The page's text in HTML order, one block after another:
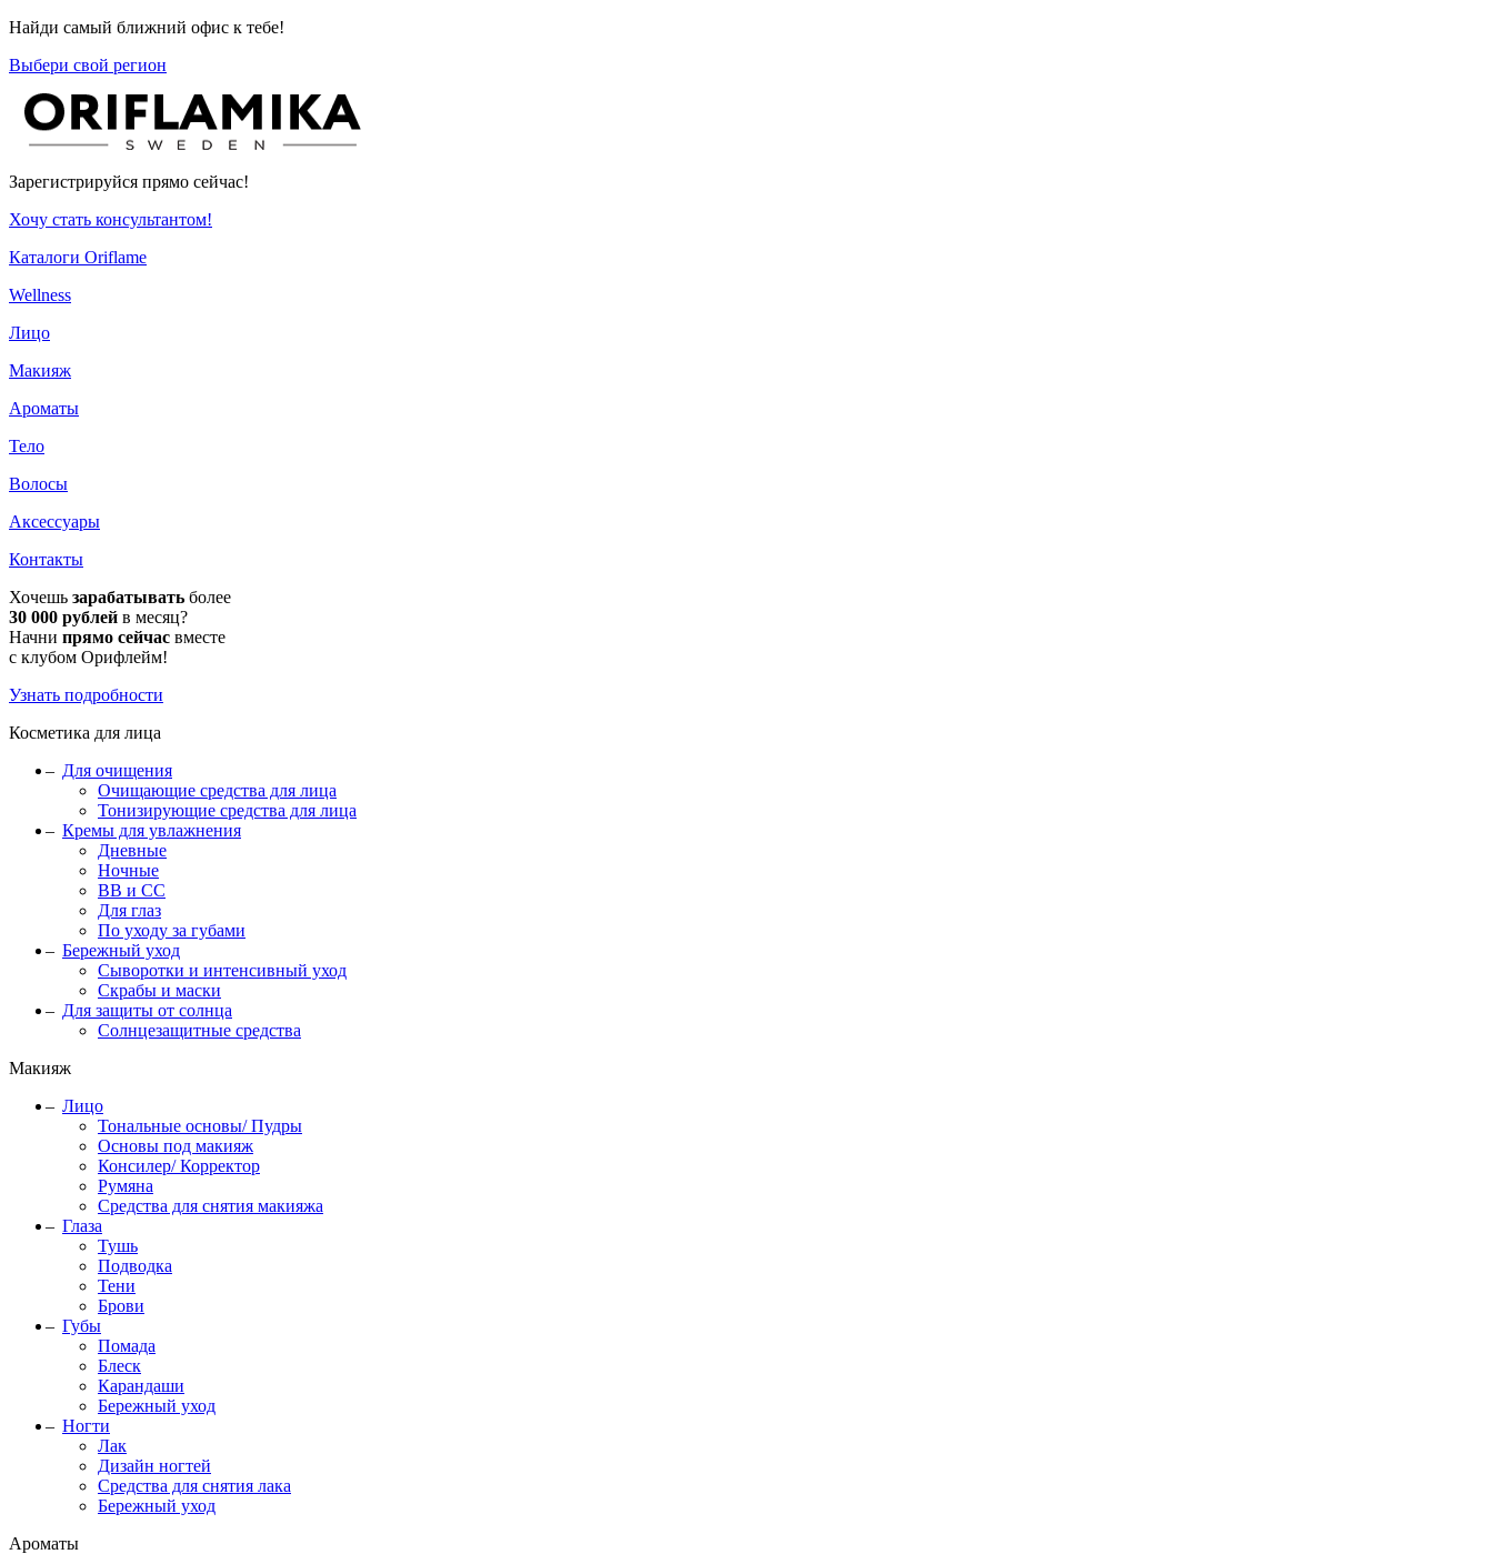
Найди самый ближний офис к тебе!
Выбери свой регион
Зарегистрируйся прямо сейчас!
Хочу стать консультантом!
Каталоги Oriflame
Wellness
Лицо
Макияж
Ароматы
Тело
Волосы
Аксессуары
Контакты
Хочешь зарабатывать более
30 000 рублей в месяц?
Начни прямо сейчас вместе
с клубом Орифлейм!
Узнать подробности
Косметика для лица
Для очищения
Очищающие средства для лица
Тонизирующие средства для лица
Кремы для увлажнения
Дневные
Ночные
BB и CC
Для глаз
По уходу за губами
Бережный уход
Сыворотки и интенсивный уход
Скрабы и маски
Для защиты от солнца
Солнцезащитные средства
Макияж
Лицо
Тональные основы/ Пудры
Основы под макияж
Консилер/ Корректор
Румяна
Средства для снятия макияжа
Глаза
Тушь
Подводка
Тени
Брови
Губы
Помада
Блеск
Карандаши
Бережный уход
Ногти
Лак
Дизайн ногтей
Средства для снятия лака
Бережный уход
Ароматы